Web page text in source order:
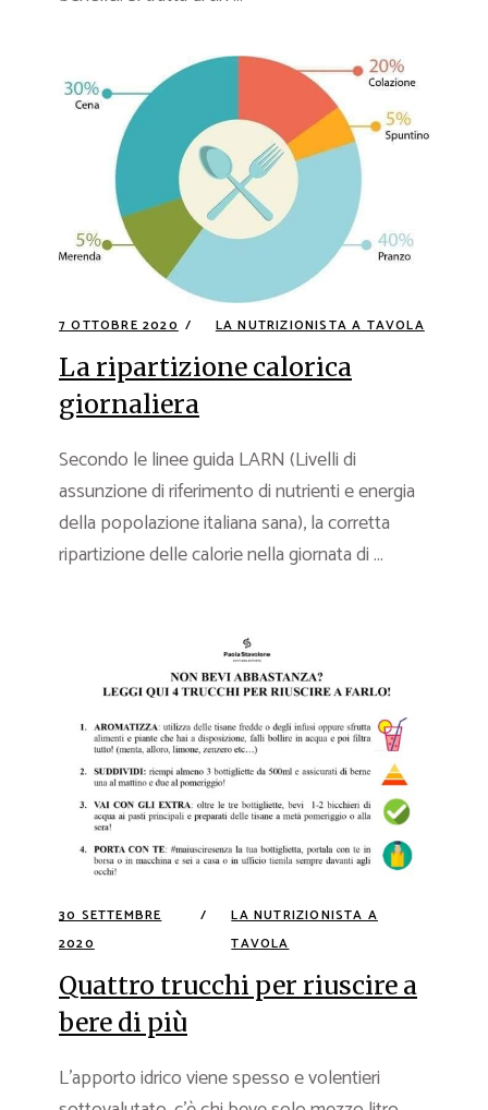
7 OTTOBRE 2020 LA NUTRIZIONISTA A TAVOLA
La ripartizione calorica
giornaliera
Secondo le linee guida LARN (Livelli di
assunzione di riferimento di nutrienti e energia
della popolazione italiana sana), la corretta
ripartizione delle calorie nella giornata di ...
30 SETTEMBRE
2020
LA NUTRIZIONISTA A
TAVOLA
Quattro trucchi per riuscire a
bere di più
L’apporto idrico viene spesso e volentieri